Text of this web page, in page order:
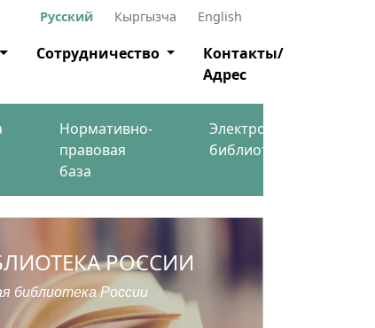
Русский Кыргызча English
Сотрудничество
Контакты/
Адрес
Нормативно-
правовая
база
Электронная
библиотека
РОССИИ
библиотека России